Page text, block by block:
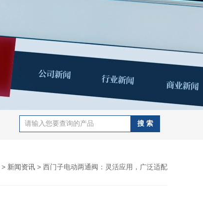
> 新闻资讯 > 西门子电动两通阀：灵活应用，广泛适配